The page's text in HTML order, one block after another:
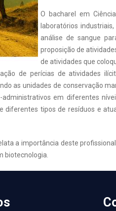
O bacharel em
laboratórios
análise de sangue
proposição de
de atividades que
de perícias de atividades
as unidades de conservação
em diferentes
diferentes tipos de resíduos e
a importância deste
biotecnologia.